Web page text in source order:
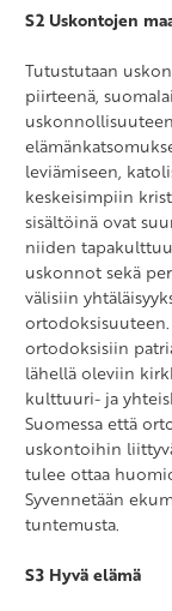
S2 Uskontojen
Tutustutaan
piirteenä,
leviämiseen,
keskeisimpiin
sisältöinä ovat
niiden
uskonnot sekä
välisiin
ortodoksisuuteen.
ortodoksisiin
lähellä oleviin
kulttuuri- ja
Suomessa että
uskontoihin
tulee ottaa
Syvennetään
tuntemusta.
S3 Hyvä elämä